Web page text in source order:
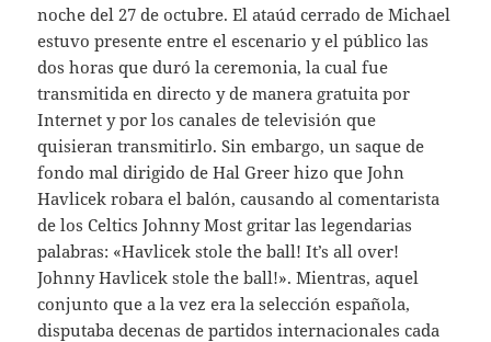
noche del 27 de octubre. El ataúd cerrado de Michael
estuvo presente entre el escenario y el público las
dos horas que duró la ceremonia, la cual fue
transmitida en directo y de manera gratuita por
Internet y por los canales de televisión que
quisieran transmitirlo. Sin embargo, un saque de
fondo mal dirigido de Hal Greer hizo que John
Havlicek robara el balón, causando al comentarista
de los Celtics Johnny Most gritar las legendarias
palabras: «Havlicek stole the ball! It’s all over!
Johnny Havlicek stole the ball!». Mientras, aquel
conjunto que a la vez era la selección española,
disputaba decenas de partidos internacionales cada